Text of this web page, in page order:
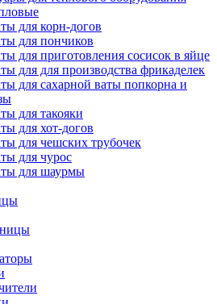
для корн-догов
для пончиков
для приготовления сосисок в яйце
для для производства фрикаделек
для сахарной ваты попкорна и
для такояки
для хот-догов
для чешских трубочек
для чурос
для шаурмы